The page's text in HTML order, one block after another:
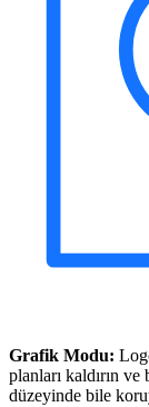
Grafik Modu:
planları kaldırın
düzeyinde bile